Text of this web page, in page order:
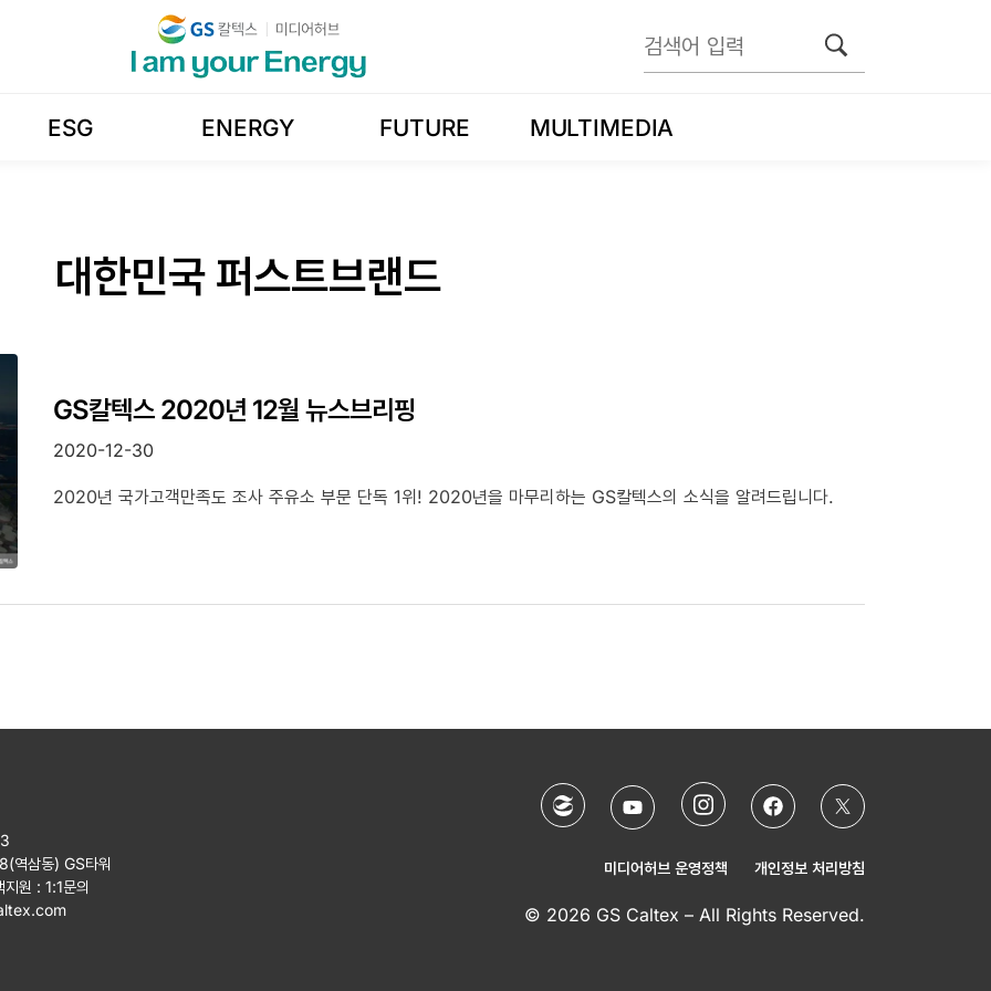
ESG ENERGY FUTURE MULTIMEDIA
대한민국 퍼스트브랜드
GS칼텍스 2020년 12월 뉴스브리핑
2020-12-30
2020년 국가고객만족도 조사 주유소 부문 단독 1위! 2020년을 마무리하는 GS칼텍스의 소식을 알려드립니다.
역삼동) GS타워
지원 : 1:1문의
미디어허브 운영정책 개인정보 처리방침
© 2026 GS Caltex – All Rights Reserved.